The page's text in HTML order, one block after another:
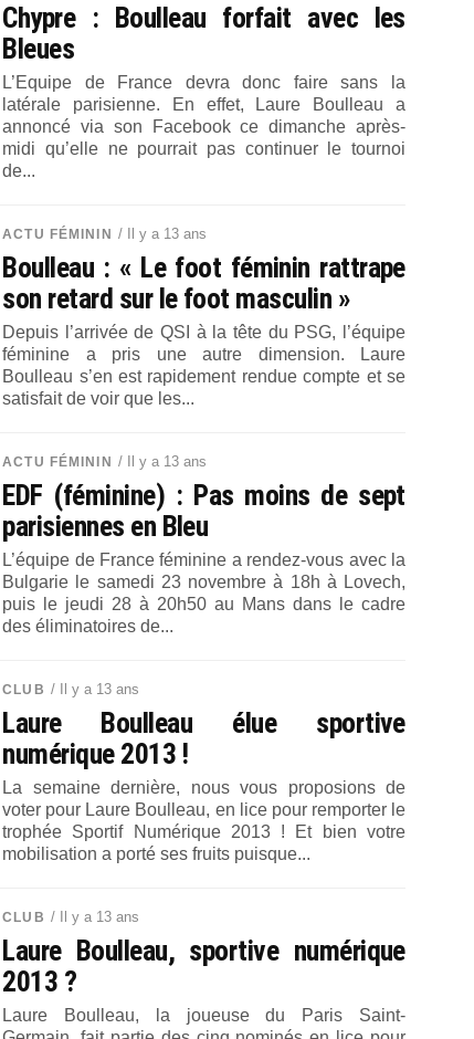
Chypre : Boulleau forfait avec les
Bleues
L’Equipe de France devra donc faire sans la
latérale parisienne. En effet, Laure Boulleau a
annoncé via son Facebook ce dimanche après-
midi qu’elle ne pourrait pas continuer le tournoi
de...
ACTU FÉMININ / Il y a 13 ans
Boulleau : « Le foot féminin rattrape
son retard sur le foot masculin »
Depuis l’arrivée de QSI à la tête du PSG, l’équipe
féminine a pris une autre dimension. Laure
Boulleau s’en est rapidement rendue compte et se
satisfait de voir que les...
ACTU FÉMININ / Il y a 13 ans
EDF (féminine) : Pas moins de sept
parisiennes en Bleu
L’équipe de France féminine a rendez-vous avec la
Bulgarie le samedi 23 novembre à 18h à Lovech,
puis le jeudi 28 à 20h50 au Mans dans le cadre
des éliminatoires de...
CLUB / Il y a 13 ans
Laure Boulleau élue sportive
numérique 2013 !
La semaine dernière, nous vous proposions de
voter pour Laure Boulleau, en lice pour remporter le
trophée Sportif Numérique 2013 ! Et bien votre
mobilisation a porté ses fruits puisque...
CLUB / Il y a 13 ans
Laure Boulleau, sportive numérique
2013 ?
Laure Boulleau, la joueuse du Paris Saint-